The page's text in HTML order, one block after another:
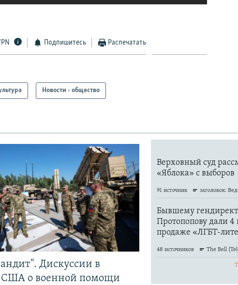
Подпишитесь Распечатать
Новости - общество
Дискуссии в
США о военной помощи